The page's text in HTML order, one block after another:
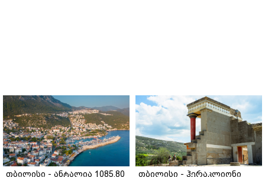
თბილისი - ანტალია 1085.80
თბილისი - ჰერაკლიონი